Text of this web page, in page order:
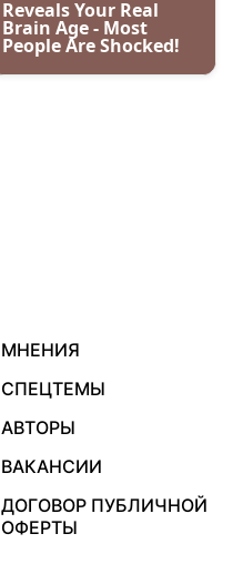
МНЕНИЯ
СПЕЦТЕМЫ
АВТОРЫ
ВАКАНСИИ
ДОГОВОР ПУБЛИЧНОЙ
ОФЕРТЫ